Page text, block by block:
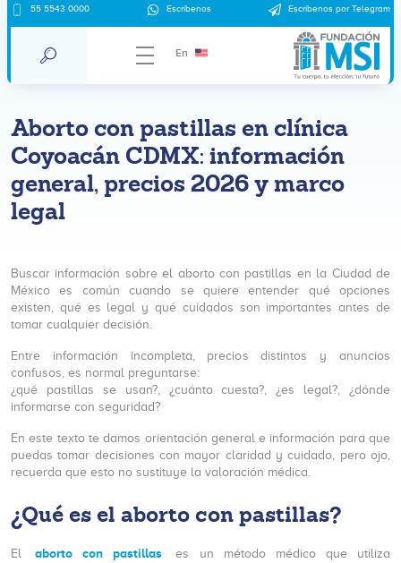
55 5543 0000 Escríbenos Escríbenos por Telegram
En
Aborto con pastillas en clínica
Coyoacán CDMX: información
general, precios 2026 y marco
legal
Buscar información sobre el aborto con pastillas en la Ciudad de
México es común cuando se quiere entender qué opciones
existen, qué es legal y qué cuidados son importantes antes de
tomar cualquier decisión.
Entre información incompleta, precios distintos y anuncios
confusos, es normal preguntarse:
¿qué pastillas se usan?, ¿cuánto cuesta?, ¿es legal?, ¿dónde
informarse con seguridad?
En este texto te damos orientación general e información para que
puedas tomar decisiones con mayor claridad y cuidado, pero ojo,
recuerda que esto no sustituye la valoración médica.
¿Qué es el aborto con pastillas?
El aborto con pastillas
es un método médico que utiliza